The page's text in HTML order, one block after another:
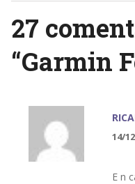
27
“Garmin
14/
E n